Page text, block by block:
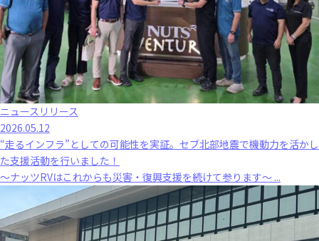
ニュースリリース
2026.05.12
“走るインフラ”としての可能性を実証。セブ北部地震で機動力を活かし
た支援活動を行いました！
～ナッツRVはこれからも災害・復興支援を続けて参ります～ ...